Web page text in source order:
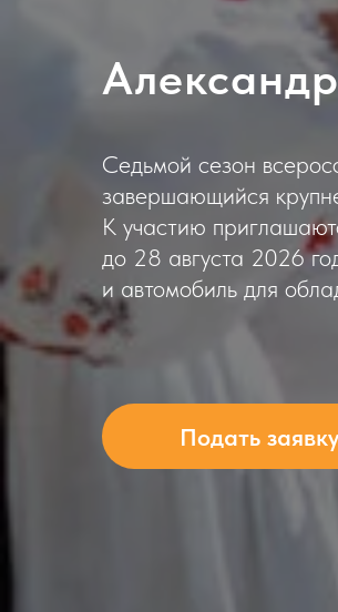
Седьмой сезон
завершающийся
К участию
до 28 августа 2026
и автомобиль для
Подать заявку